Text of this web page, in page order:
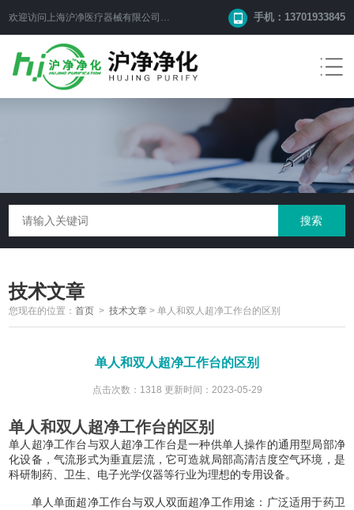
欢迎访问上海沪净医疗器械有限公司网站！ 手机：13701933845
技术文章
您现在的位置：首页 >技术文章 >单人和双人超净工作台的区别
单人和双人超净工作台的区别
点击次数：1318 更新时间：2023-05-29
单人和双人超净工作台的区别
单人超净工作台与双人超净工作台是一种供单人操作的通用型局部净
化设备，气流形式为垂直层流，它可造就局部高清洁度空气环境，是
科研制药、卫生、电子光学仪器等行业为理想的专用设备。
单人单面超净工作台与双人双面超净工作用途：广泛适用于药卫